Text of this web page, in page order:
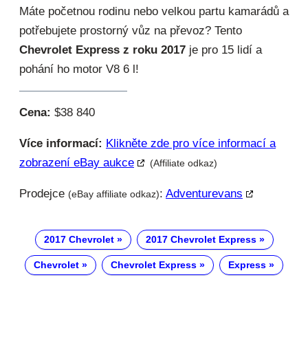
Máte početnou rodinu nebo velkou partu kamarádů a
potřebujete prostorný vůz na převoz? Tento
Chevrolet Express z roku 2017 je pro 15 lidí a
pohání ho motor V8 6 l!
Cena: $38 840
Více informací: Klikněte zde pro více informací a
zobrazení eBay aukce
(Affiliate odkaz)
Prodejce (eBay affiliate odkaz): Adventurevans
2017 Chevrolet 2017 Chevrolet Express
Chevrolet Chevrolet Express Express